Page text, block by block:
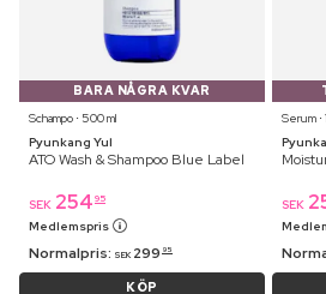
BARA NÅGRA KVAR
Schampo ⋅ 500 ml
Pyunkang Yul
ATO Wash & Shampoo Blue Label
SEK 254 95
Medlemspris
Normalpris: SEK 299 95
KÖP
Serum ⋅
SEK